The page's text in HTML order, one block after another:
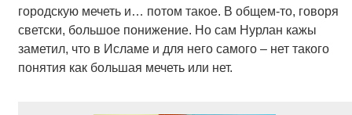
городскую мечеть и… потом такое. В общем-то, говоря
светски, большое понижение. Но сам Нурлан кажы
заметил, что в Исламе и для него самого – нет такого
понятия как большая мечеть или нет.